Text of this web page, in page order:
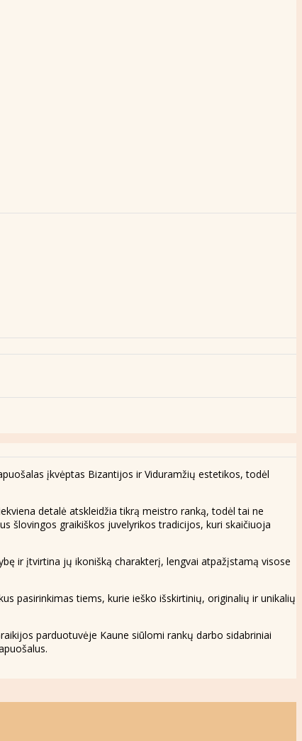
įkvėptas Bizantijos ir Viduramžių estetikos, todėl
detalė atskleidžia tikrą meistro ranką, todėl tai ne
šlovingos graikiškos juvelyrikos tradicijos, kuri skaičiuoja
ir įtvirtina jų ikonišką charakterį, lengvai atpažįstamą visose
pasirinkimas tiems, kurie ieško išskirtinių, originalių ir unikalių
parduotuvėje Kaune siūlomi rankų darbo sidabriniai